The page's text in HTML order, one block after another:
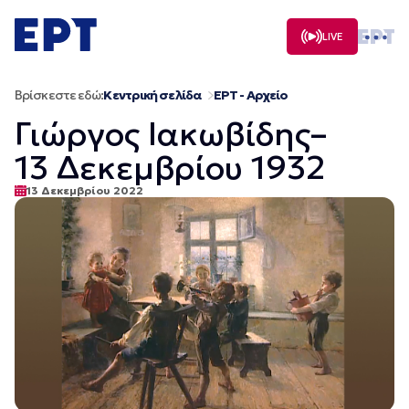
σε
περιεχόμενο
LIVE
Βρίσκεστε εδώ:Κεντρική σελίδα ΕΡΤ - Αρχείο
Γιώργος Ιακωβίδης–
13 Δεκεμβρίου 1932
13 Δεκεμβρίου 2022